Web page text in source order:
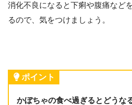
消化不良になると下痢や腹痛など
るので、気をつけましょう。
ポイント
かぼちゃの食べ過ぎるとどうな